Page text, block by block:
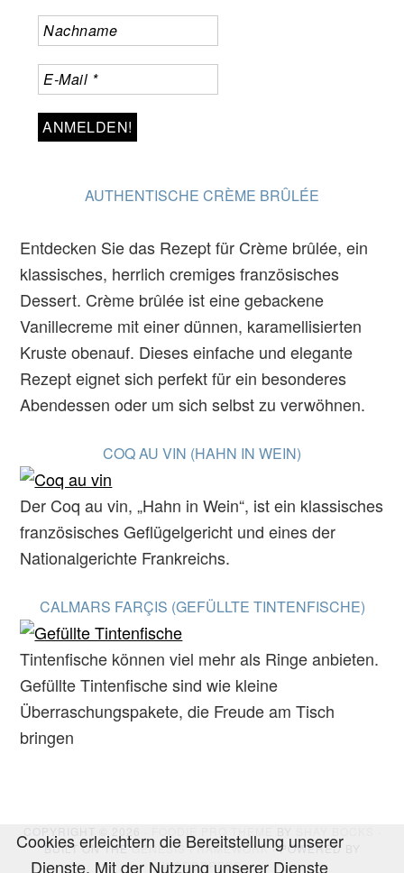
AUTHENTISCHE CRÈME BRÛLÉE
Entdecken Sie das Rezept für Crème brûlée, ein
klassisches, herrlich cremiges französisches
Dessert. Crème brûlée ist eine gebackene
Vanillecreme mit einer dünnen, karamellisierten
Kruste obenauf. Dieses einfache und elegante
Rezept eignet sich perfekt für ein besonderes
Abendessen oder um sich selbst zu verwöhnen.
COQ AU VIN (HAHN IN WEIN)
Der Coq au vin, „Hahn in Wein“, ist ein klassisches
französisches Geflügelgericht und eines der
Nationalgerichte Frankreichs.
CALMARS FARÇIS (GEFÜLLTE TINTENFISCHE)
Tintenfische können viel mehr als Ringe anbieten.
Gefüllte Tintenfische sind wie kleine
Überraschungspakete, die Freude am Tisch
bringen
BUILT ON THEGENESIS FRAMEWORK· POWERED BY
WORDPRESS
Cookies erleichtern die Bereitstellung unserer
Dienste. Mit der Nutzung unserer Dienste